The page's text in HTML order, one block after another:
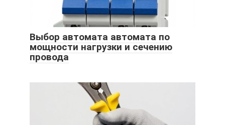
Выбор автомата автомата по
мощности нагрузки и сечению
провода